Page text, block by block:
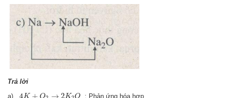
Trả lời
a) 4K + O → 2K O
4 K+ O 2→ K 2O : Phản ứng hóa hợp